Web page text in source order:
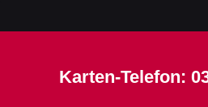
Karten-Telefon: